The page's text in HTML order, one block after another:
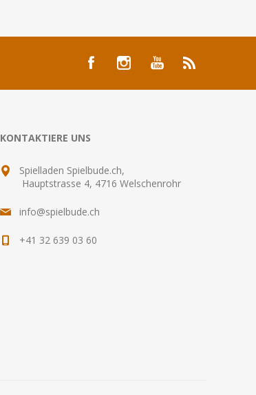
KONTAKTIERE UNS
Spielladen Spielbude.ch,
Hauptstrasse 4, 4716 Welschenrohr
info@spielbude.ch
+41 32 639 03 60